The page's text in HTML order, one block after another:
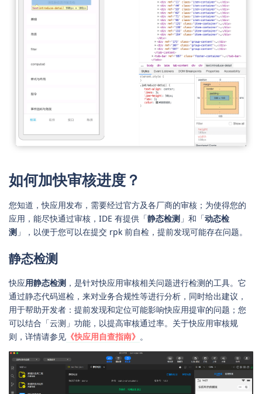
如何加快审核进度？
您知道，快应用发布，需要经过官方及各厂商的审核；为使得您的
应用，能尽快通过审核，IDE 有提供「静态检测 」和「动态检
测 」，以便于您可以在提交 rpk 前自检，提前发现可能存在问题。
静态检测
快应用静态检测 ，是针对快应用审核相关问题进行检测的工具。它
通过静态代码巡检，来对业务合规性等进行分析，同时给出建议，
用于帮助开发者：提前发现和定位可能影响快应用提审的问题；您
可以结合「云测」功能，以提高审核通过率。关于快应用审核规
则，详情请参见 《快应用自查指南》 。